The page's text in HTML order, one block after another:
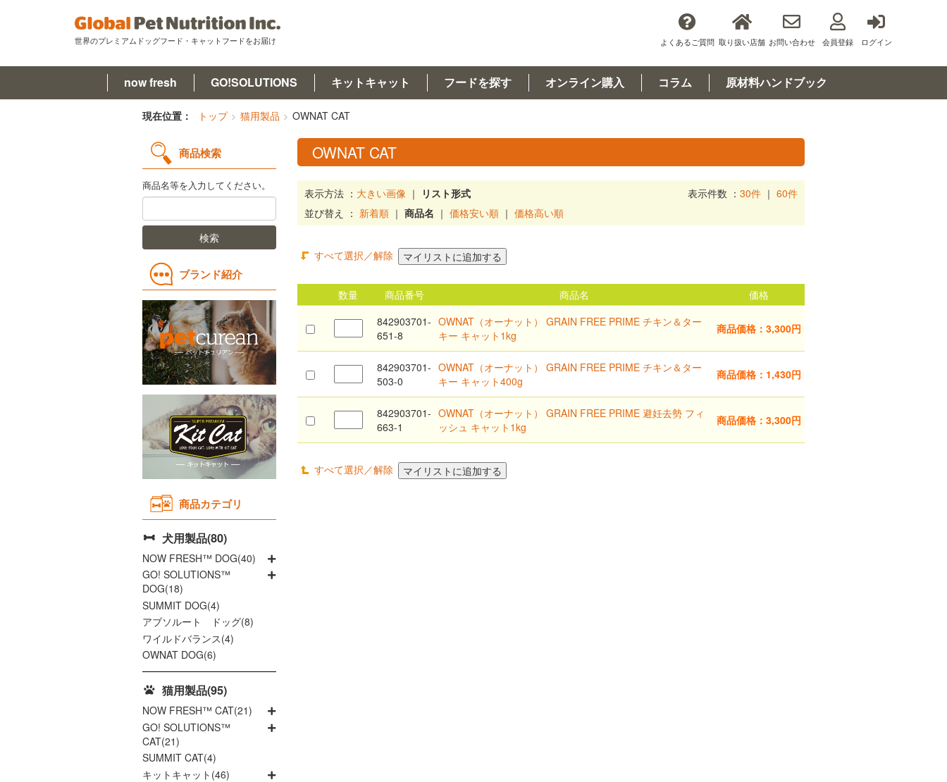
世界のプレミアムドッグフード・キャットフードをお届け よくあるご質問 取り扱い店舗 お問い合わせ 会員登録 ログイン
now fresh GO!SOLUTIONS キットキャット フードを探す オンライン購入 コラム 原材料ハンドブック
now fresh(ナウフレッシュ)
GO!SOLUTIONS(ゴー)
キットキャット
原材料ハンドブック
Instagram
Youtubeチャネル
取り扱い店舗 ご利用ガイド
よくあるご質問 お問い合わせ
現在位置： トップ 猫用製品 OWNAT CAT
OWNAT CAT
表示方法 ： 大きい画像 ｜ リスト形式 表示件数 ： 30件 ｜ 60件
並び替え ： 新着順 ｜ 商品名 ｜ 価格安い順 ｜ 価格高い順
すべて選択／解除
数量 商品番号 商品名
価格
842903701-
651-8
OWNAT（オーナット） GRAIN FREE PRIME チキン＆ター
キー キャット1kg
商品価格：3,300円
842903701-
503-0
OWNAT（オーナット） GRAIN FREE PRIME チキン＆ター
キー キャット400g
商品価格：1,430円
842903701-
663-1
OWNAT（オーナット） GRAIN FREE PRIME 避妊去勢 フィ
ッシュ キャット1kg
商品価格：3,300円
すべて選択／解除
商品検索
商品名等を入力してください。
検索
ブランド紹介
商品カテゴリ
犬用製品(80)
NOW FRESH™ DOG(40)
GO! SOLUTIONS™
DOG(18)
SUMMIT DOG(4)
アブソルート ドッグ(8)
ワイルドバランス(4)
OWNAT DOG(6)
猫用製品(95)
NOW FRESH™ CAT(21)
GO! SOLUTIONS™
CAT(21)
SUMMIT CAT(4)
キットキャット(46)